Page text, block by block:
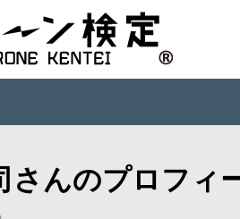
さんのプロフィ